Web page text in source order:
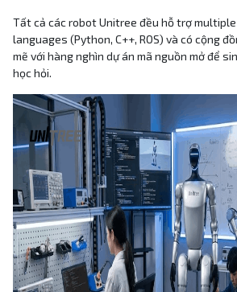
Tất cả các robot Unitree đều hỗ trợ
languages (Python, C++, ROS) và có cộng
mẽ với hàng nghìn dự án mã nguồn mở để
học hỏi.